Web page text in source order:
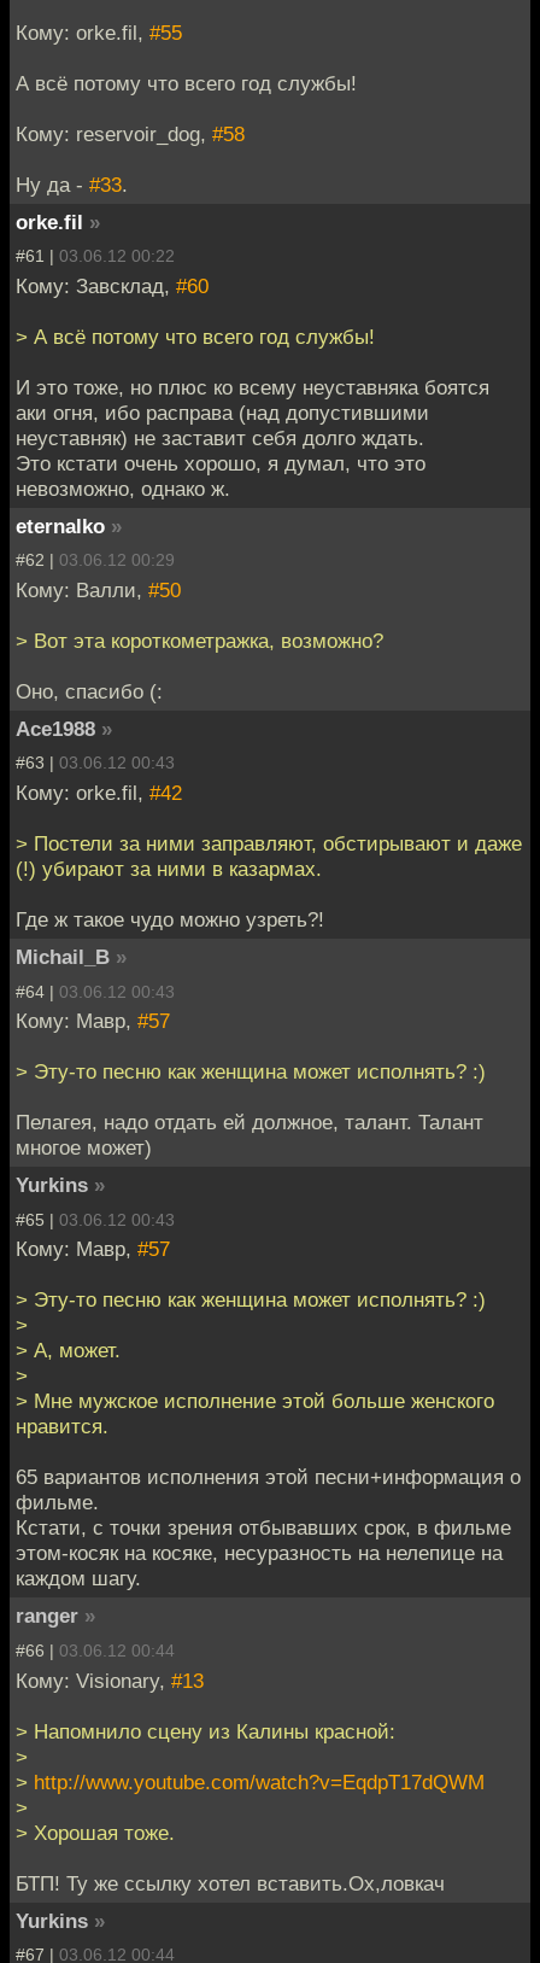
Кому: orke.fil, #55
А всё потому что всего год службы!
Кому: reservoir_dog, #58
Ну да - #33.
orke.fil »
#61 | 03.06.12 00:22
Кому: Завсклад, #60
> А всё потому что всего год службы!
И это тоже, но плюс ко всему неуставняка боятся
аки огня, ибо расправа (над допустившими
неуставняк) не заставит себя долго ждать.
Это кстати очень хорошо, я думал, что это
невозможно, однако ж.
eternalko »
#62 | 03.06.12 00:29
Кому: Валли, #50
> Вот эта короткометражка, возможно?
Оно, спасибо (:
Ace1988 »
#63 | 03.06.12 00:43
Кому: orke.fil, #42
> Постели за ними заправляют, обстирывают и даже
(!) убирают за ними в казармах.
Где ж такое чудо можно узреть?!
Michail_B »
#64 | 03.06.12 00:43
Кому: Мавр, #57
> Эту-то песню как женщина может исполнять? :)
Пелагея, надо отдать ей должное, талант. Талант
многое может)
Yurkins »
#65 | 03.06.12 00:43
Кому: Мавр, #57
> Эту-то песню как женщина может исполнять? :)
>
> А, может.
>
> Мне мужское исполнение этой больше женского
нравится.
65 вариантов исполнения этой песни+информация о
фильме.
Кстати, с точки зрения отбывавших срок, в фильме
этом-косяк на косяке, несуразность на нелепице на
каждом шагу.
ranger »
#66 | 03.06.12 00:44
Кому: Visionary, #13
> Напомнило сцену из Калины красной:
>
> http://www.youtube.com/watch?v=EqdpT17dQWM
>
> Хорошая тоже.
БТП! Ту же ссылку хотел вставить.Ох,ловкач
Yurkins »
#67 | 03.06.12 00:44